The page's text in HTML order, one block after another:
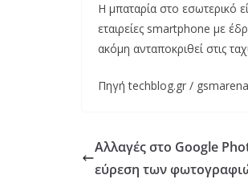
Η μπαταρία στο εσωτερικό
εταιρείες smartphone με
ακόμη ανταποκριθεί στις
Πηγή techblog.gr /
Αλλαγές στο Google
εύρεση των